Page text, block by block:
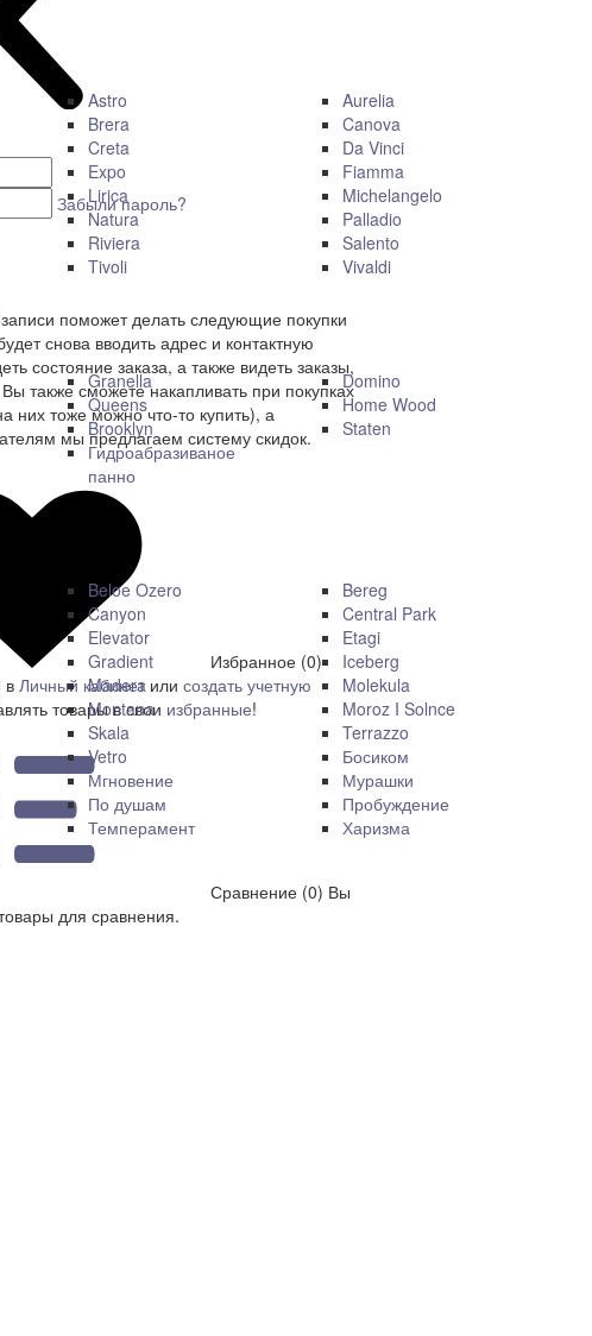
Astro
Brera
Creta
Expo
Lirica
Natura
Riviera
Tivoli
Aurelia
Canova
Da Vinci
Fiamma
Michelangelo
Palladio
Salento
Vivaldi
Granella
Queens
Brooklyn
Гидроабразиваное
панно
Domino
Home Wood
Staten
Beloe Ozero
Canyon
Elevator
Gradient
Madera
Montana
Skala
Vetro
Мгновение
По душам
Темперамент
Bereg
Central Park
Etagi
Iceberg
Molekula
Moroz I Solnce
Terrazzo
Босиком
Мурашки
Пробуждение
Харизма
Забыли пароль?
поможет делать следующие покупки
снова вводить адрес и контактную
состояние заказа, а также видеть заказы,
также сможете накапливать при покупках
них тоже можно что-то купить), а
мы предлагаем систему скидок.
Избранное (0)
вЛичный кабинетили создать учетную
товары в свои избранные!
Сравнение (0) Вы
для сравнения.